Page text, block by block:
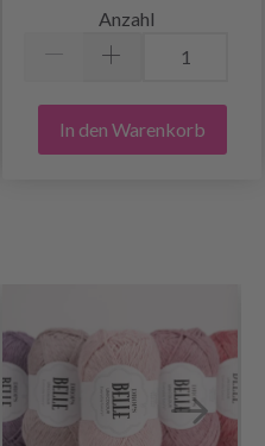
Anzahl
In den Warenkorb